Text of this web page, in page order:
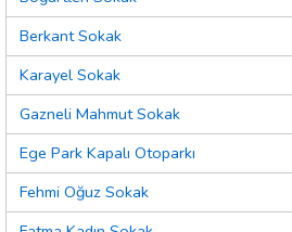
Berkant Sokak
Karayel Sokak
Gazneli Mahmut Sokak
Ege Park Kapalı Otoparkı
Fehmi Oğuz Sokak